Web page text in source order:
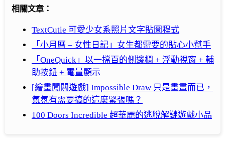
相關文章：
TextCutie 可愛少女系照片文字貼圖程式
「小月曆 – 女性日記」女生都需要的貼心小幫手
「OneQuick」以一擋百的側邊欄 + 浮動視窗 + 輔
助按鈕 + 電量顯示
[繪畫闖關遊戲] Impossible Draw 只是畫畫而已，
氣氛有需要搞的這麼緊張嗎？
100 Doors Incredible 超華麗的逃脫解謎遊戲小品